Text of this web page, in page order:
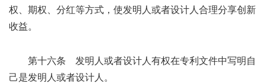
权、期权、分红等方式，使发明人或者设计人合理分享创新
收益。
第十六条 发明人或者设计人有权在专利文件中写明自
己是发明人或者设计人。